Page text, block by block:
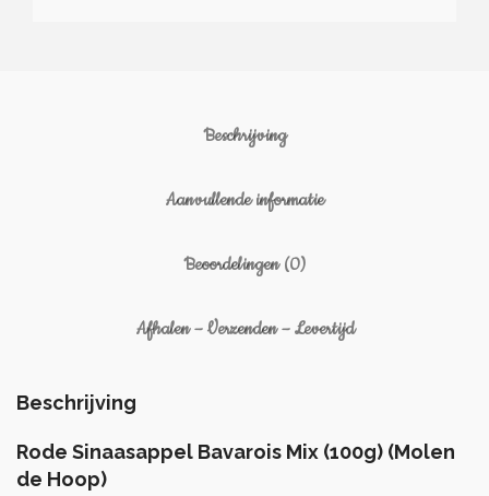
Beschrijving
Aanvullende informatie
Beoordelingen (0)
Afhalen – Verzenden – Levertijd
Beschrijving
Rode Sinaasappel Bavarois Mix (100g) (Molen
de Hoop)